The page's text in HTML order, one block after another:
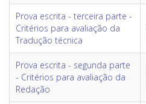
Prova escrita - terceira parte -
Critérios para avaliação da
Tradução técnica
Prova escrita - segunda parte
- Critérios para avaliação da
Redação